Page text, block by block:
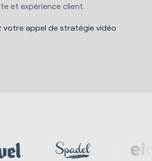
et expérience client.
votre appel de stratégie vidéo